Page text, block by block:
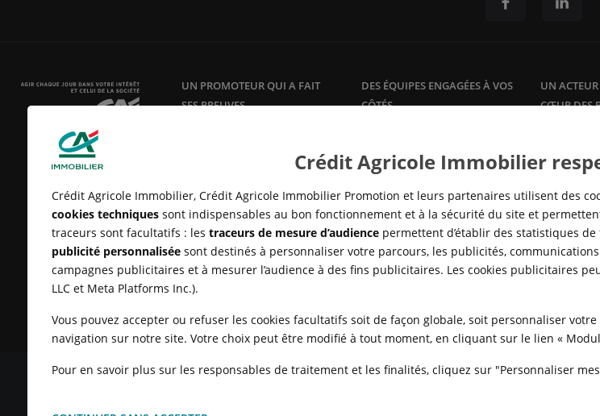
UN PROMOTEUR QUI A FAIT
SES PREUVES
vente de logements neufsdepuis
DES ÉQUIPES ENGAGÉES À VOS
CÔTÉS
ses clients propriétaires avec des
offres et services sur mesure :
gestion
locative, syndic de
copropriété,…
UN
CŒUR DES
avec la
pour
en
France.
MENTIONS LÉGALES CONDITIONS GÉNÉRALES D'UTILISATION POLITIQUE DE CONFIDENTIALITÉ
Crédit Agricole Immobilier
Crédit Agricole Immobilier, Crédit Agricole Immobilier Promotion et leurs partenaires utilisent des
cookies techniquessont indispensables au bon fonctionnement et à la sécurité du site et
traceurs sont facultatifs : les traceurs de mesure d’audiencepermettent d’établir des statistiques de
publicité personnaliséesont destinés à personnaliser votre parcours, les publicités,
campagnes publicitaires et à mesurer l’audience à des fins publicitaires. Les cookies publicitaires
LLC et Meta Platforms Inc.).
Vous pouvez accepter ou refuser les cookies facultatifs soit de façon globale, soit personnaliser
navigation sur notre site. Votre choix peut être modifié à tout moment, en cliquant sur le lien «
Pour en savoir plus sur les responsables de traitement et les finalités, cliquez sur "Personnaliser